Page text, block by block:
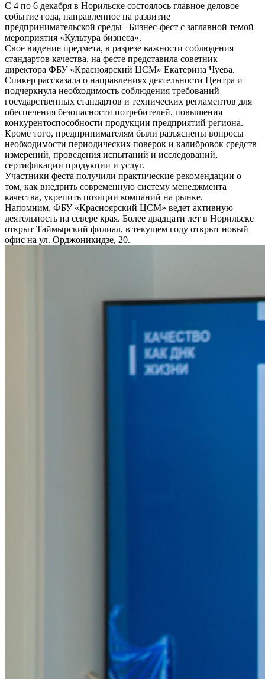
С 4 по 6 декабря в Норильске состоялось главное деловое
событие года, направленное на развитие
предпринимательской среды– Бизнес-фест с заглавной темой
мероприятия «Культура бизнеса».
Свое видение предмета, в разрезе важности соблюдения
стандартов качества, на фесте представила советник
директора ФБУ «Красноярский ЦСМ» Екатерина Чуева.
Спикер рассказала о направлениях деятельности Центра и
подчеркнула необходимость соблюдения требований
государственных стандартов и технических регламентов для
обеспечения безопасности потребителей, повышения
конкурентоспособности продукции предприятий региона.
Кроме того, предпринимателям были разъяснены вопросы
необходимости периодических поверок и калибровок средств
измерений, проведения испытаний и исследований,
сертификации продукции и услуг.
Участники феста получили практические рекомендации о
том, как внедрить современную систему менеджмента
качества, укрепить позиции компаний на рынке.
Напомним, ФБУ «Красноярский ЦСМ» ведет активную
деятельность на севере края. Более двадцати лет в Норильске
открыт Таймырский филиал, в текущем году открыт новый
офис на ул. Орджоникидзе, 20.